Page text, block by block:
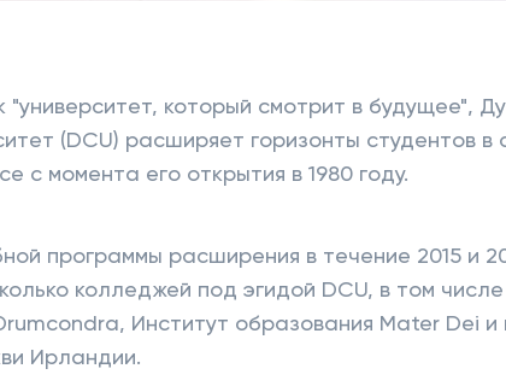
"университет, который смотрит в будущее",
(DCU) расширяет горизонты студентов в
с момента его открытия в 1980 году.
программы расширения в течение 2015 и
колледжей под эгидой DCU, в том
Институт образования Mater Dei
Ирландии.